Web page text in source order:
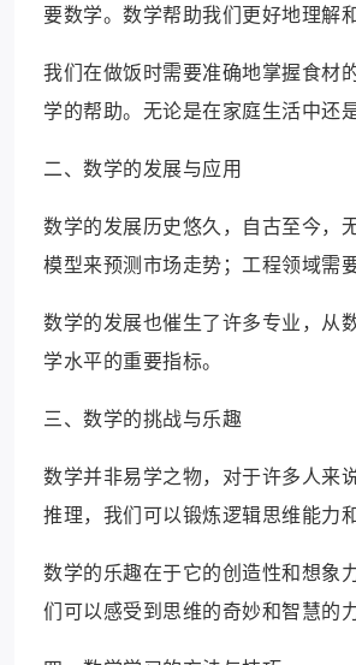
要数学。数学帮助我们更好地理解
我们在做饭时需要准确地掌握食材
学的帮助。无论是在家庭生活中还
二、数学的发展与应用
数学的发展历史悠久，自古至今，
模型来预测市场走势；工程领域需
数学的发展也催生了许多专业，从
学水平的重要指标。
三、数学的挑战与乐趣
数学并非易学之物，对于许多人来
推理，我们可以锻炼逻辑思维能力
数学的乐趣在于它的创造性和想象
们可以感受到思维的奇妙和智慧的力